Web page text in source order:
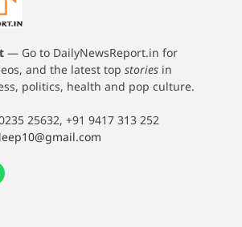
— Go to DailyNewsReport.in for
and the latest top stories in
politics, health and pop culture.
25632, +91 9417 313 252